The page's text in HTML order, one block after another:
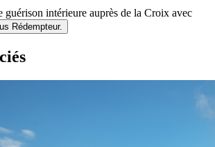
guérison intérieure auprès de la Croix avec
Rédempteur.